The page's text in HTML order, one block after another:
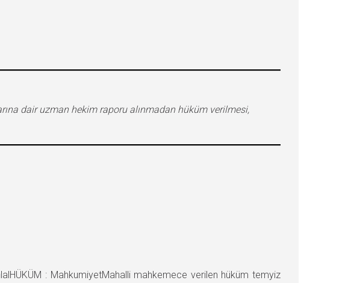
dair uzman hekim raporu alınmadan hüküm verilmesi,
: MahkumiyetMahalli mahkemece verilen hüküm temyiz